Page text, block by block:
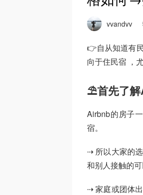
vvandvv
👉自从知道有
向于住民宿 ，
⛱首先了
Airbnb的房子
宿。
⇢ 所以大家的
和别人接触的
⇢ 家庭或团体